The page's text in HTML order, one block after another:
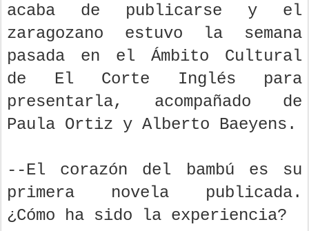
acaba de publicarse y el
zaragozano estuvo la semana
pasada en el Ámbito Cultural
de El Corte Inglés para
presentarla, acompañado de
Paula Ortiz y Alberto Baeyens.
--El corazón del bambú es su
primera novela publicada.
¿Cómo ha sido la experiencia?